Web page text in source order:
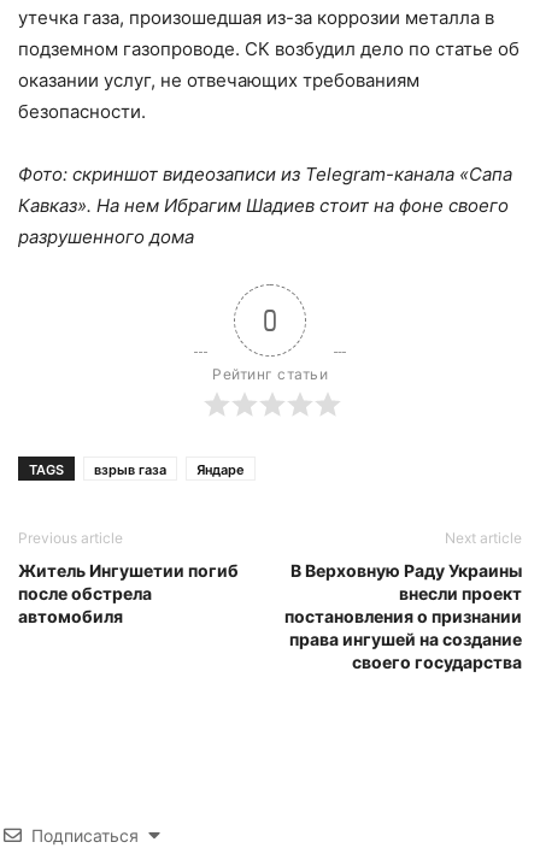
утечка газа, произошедшая из-за коррозии металла в
подземном газопроводе. СК возбудил дело по статье об
оказании услуг, не отвечающих требованиям
безопасности.
Фото: скриншот видеозаписи из Telegram-канала «Сапа
Кавказ». На нем Ибрагим Шадиев стоит на фоне своего
разрушенного дома
0
Рейтинг статьи
TAGS взрыв газа Яндаре
Previous article
Житель Ингушетии погиб
после обстрела
автомобиля
Next article
В Верховную Раду Украины
внесли проект
постановления о признании
права ингушей на создание
своего государства
Подписаться